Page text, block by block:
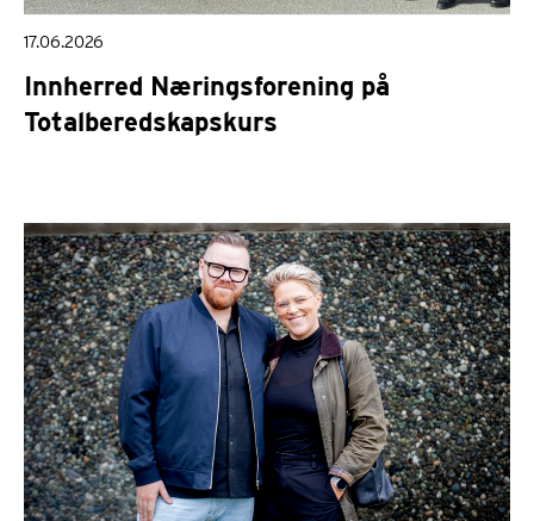
17.06.2026
Innherred Næringsforening på
Totalberedskapskurs